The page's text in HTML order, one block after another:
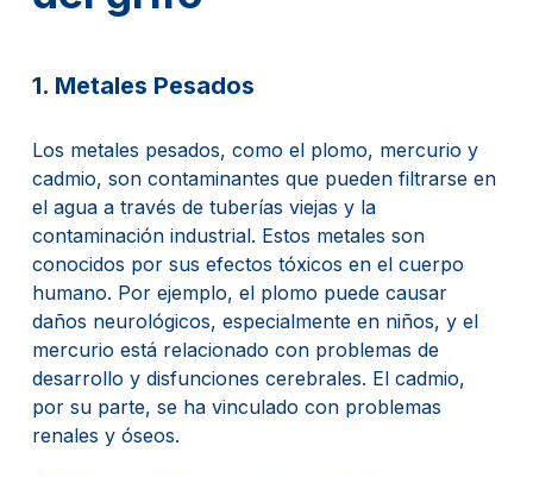
1. Metales Pesados
Los metales pesados, como el plomo, mercurio y
cadmio, son contaminantes que pueden filtrarse en
el agua a través de tuberías viejas y la
contaminación industrial. Estos metales son
conocidos por sus efectos tóxicos en el cuerpo
humano. Por ejemplo, el plomo puede causar
daños neurológicos, especialmente en niños, y el
mercurio está relacionado con problemas de
desarrollo y disfunciones cerebrales. El cadmio,
por su parte, se ha vinculado con problemas
renales y óseos.